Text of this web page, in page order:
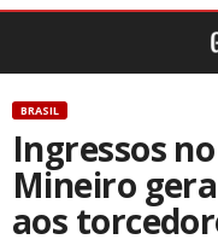
BRASIL
Ingressos
Mineiro
aos